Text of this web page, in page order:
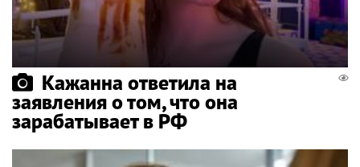
Кажанна ответила на
заявления о том, что она
зарабатывает в РФ